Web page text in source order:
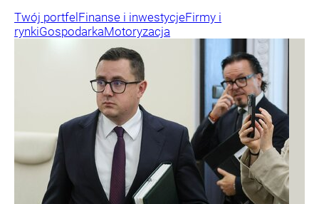
Twój portfelFinanse i inwestycjeFirmy i
rynkiGospodarkaMotoryzacja